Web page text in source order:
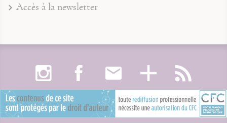
Accès à la newsletter